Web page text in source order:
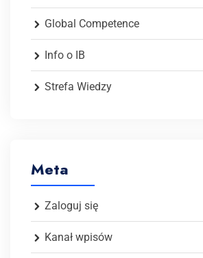
Global Competence
Info o IB
Strefa Wiedzy
Meta
Zaloguj się
Kanał wpisów